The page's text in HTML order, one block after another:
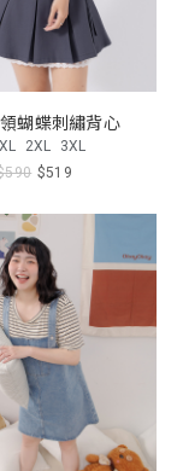
蝴蝶刺繡背心
XL 2XL 3XL
$519